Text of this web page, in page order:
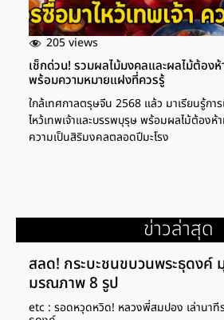
205 views
เช็กด่วน! รวมผลไม้มงคลและผลไม้ต้อง
พร้อมความหมายแฝงที่ควรรู้
ใกล้เทศกาลตรุษจีน 2568 แล้ว มาเรียนรู้กา
ไหว้เทพเจ้าและบรรพบุรุษ พร้อมผลไม้ต้องห้
ความเป็นสิริมงคลตลอดปีมะโรง
ข่าวล่าสุด
สลด! กระบะชนขบวนพระธุดงค์
มรณภาพ 8 รูป
etc : รอดหวุดหวิด! หลวงพี่สมปอง เล่านา